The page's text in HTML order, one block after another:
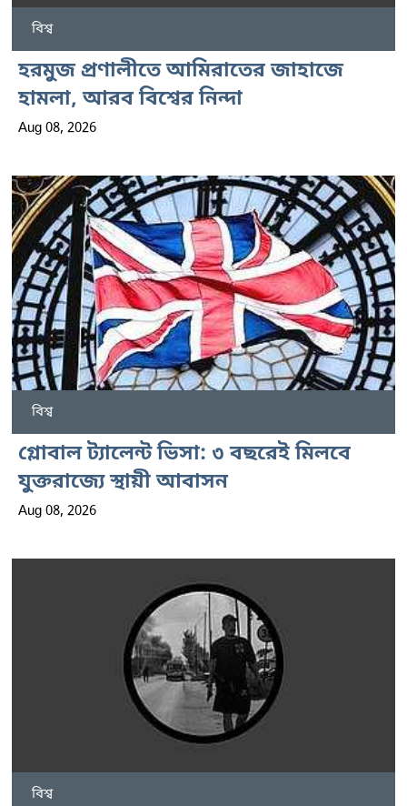
বিশ্ব
হরমুজ প্রণালীতে আমিরাতের জাহাজে
হামলা, আরব বিশ্বের নিন্দা
Aug 08, 2026
বিশ্ব
গ্লোবাল ট্যালেন্ট ভিসা: ৩ বছরেই মিলবে
যুক্তরাজ্যে স্থায়ী আবাসন
Aug 08, 2026
বিশ্ব